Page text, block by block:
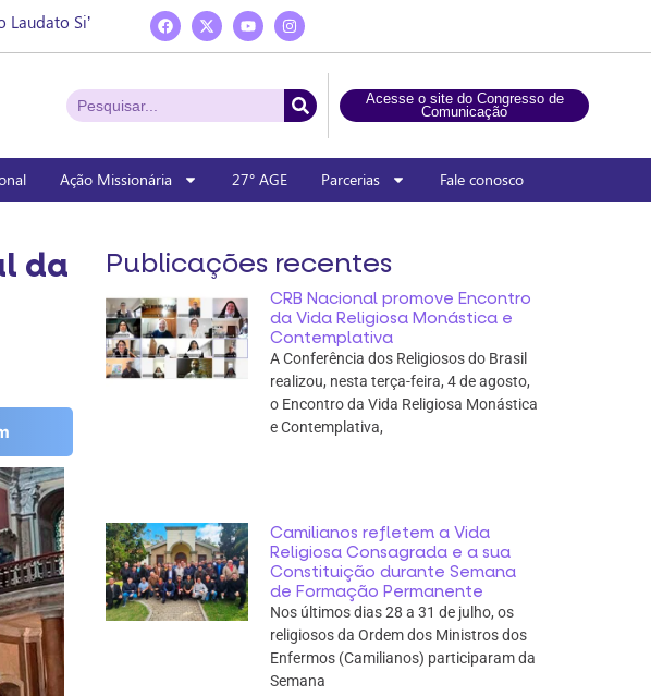
Laudato Si’
Acesse o site do Congresso de
Comunicação
Ação Missionária 27° AGE Parcerias Fale conosco
da Publicações recentes
CRB Nacional promove Encontro
da Vida Religiosa Monástica e
Contemplativa
A Conferência dos Religiosos do Brasil
realizou, nesta terça-feira, 4 de agosto,
o Encontro da Vida Religiosa Monástica
e Contemplativa,
Camilianos refletem a Vida
Religiosa Consagrada e a sua
Constituição durante Semana
de Formação Permanente
Nos últimos dias 28 a 31 de julho, os
religiosos da Ordem dos Ministros dos
Enfermos (Camilianos) participaram da
Semana